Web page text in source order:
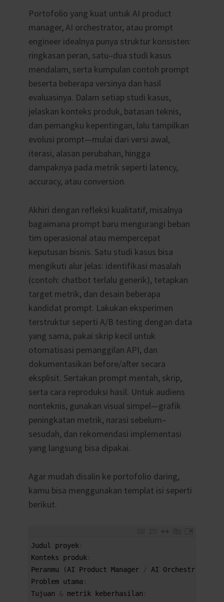
Portofolio yang kuat untuk AI product
manager, AI orchestrator, atau prompt
engineer idealnya punya struktur konsisten:
ringkasan peran, satu–dua studi kasus
mendalam, serta kumpulan contoh prompt
beserta beberapa versinya dan hasil
evaluasinya. Dalam setiap studi kasus,
jelaskan konteks produk, batasan teknis,
dan pemangku kepentingan, lalu tampilkan
evolusi prompt—mulai dari versi awal,
iterasi, alasan perubahan, hingga
dampaknya pada metrik seperti latency,
accuracy, atau conversion.
Akhiri dengan refleksi kualitatif, misalnya
bagaimana prompt baru mengurangi beban
tim operasional atau mempercepat
keputusan bisnis. Satu studi kasus bisa
mengikuti alur jelas: identifikasi masalah
(contoh: chatbot terlalu generik), tetapkan
target metrik, dan desain beberapa
kandidat prompt. Lakukan eksperimen
terstruktur seperti A/B testing dengan data
yang sama, pakai skrip kecil untuk
otomatisasi pemanggilan API, dan
dokumentasikan before/after secara
eksplisit. Sertakan prompt mentah, skrip,
serta cara reproduksi hasil. Untuk audiens
nonteknis, gunakan visual simpel—grafik
peningkatan metrik, narasi sebelum–
sesudah, dan rekomendasi implementasi
yang langsung bisa dipakai.
Agar mudah disalin ke portofolio daring,
kamu bisa menggunakan templat isi seperti
berikut.
Judul proyek :
Konteks produk :
Peranmu
(AI Product Manager / AI Orchestrator
Problem utama :
Tujuan
& metrik keberhasilan :